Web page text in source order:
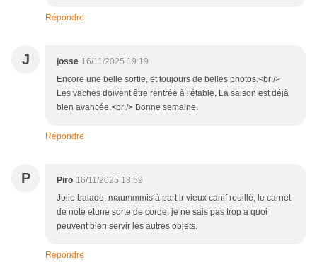
Répondre
J josse 16/11/2025 19:19
Encore une belle sortie, et toujours de belles photos.<br />
Les vaches doivent être rentrée à l'étable, La saison est déjà
bien avancée.<br /> Bonne semaine.
Répondre
P Piro 16/11/2025 18:59
Jolie balade, maummmis à part lr vieux canif rouillé, le carnet
de note etune sorte de corde, je ne sais pas trop à quoi
peuvent bien servir les autres objets.
Répondre